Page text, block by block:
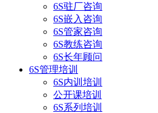
6S驻厂咨询
6S嵌入咨询
6S管家咨询
6S教练咨询
6S长年顾问
6S管理培训
6S内训培训
公开课培训
6S系列培训